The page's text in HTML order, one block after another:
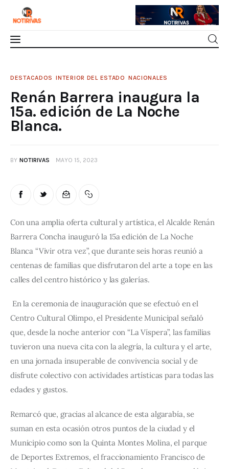
Renán Barrera inaugura la 15a. edición de
La Noche Blanca.
0 Comments SHARE POST
Mérida
Interior del Estado
Economía
Espectáculos
DESTACADOS INTERIOR DEL ESTADO NACIONALES
Renán Barrera inaugura la
15a. edición de La Noche
Blanca.
BY NOTIRIVAS MAYO 15, 2023
Con una amplia oferta cultural y artística, el Alcalde Renán
Barrera Concha inauguró la 15a edición de La Noche
Blanca “Vivir otra vez”, que durante seis horas reunió a
centenas de familias que disfrutaron del arte a tope en las
calles del centro histórico y las galerías.
En la ceremonia de inauguración que se efectuó en el
Centro Cultural Olimpo, el Presidente Municipal señaló
que, desde la noche anterior con “La Víspera”, las familias
tuvieron una nueva cita con la alegría, la cultura y el arte,
en una jornada insuperable de convivencia social y de
disfrute colectivo con actividades artísticas para todas las
edades y gustos.
Remarcó que, gracias al alcance de esta algarabía, se
suman en esta ocasión otros puntos de la ciudad y el
Municipio como son la Quinta Montes Molina, el parque
de Deportes Extremos, el fraccionamiento Francisco de